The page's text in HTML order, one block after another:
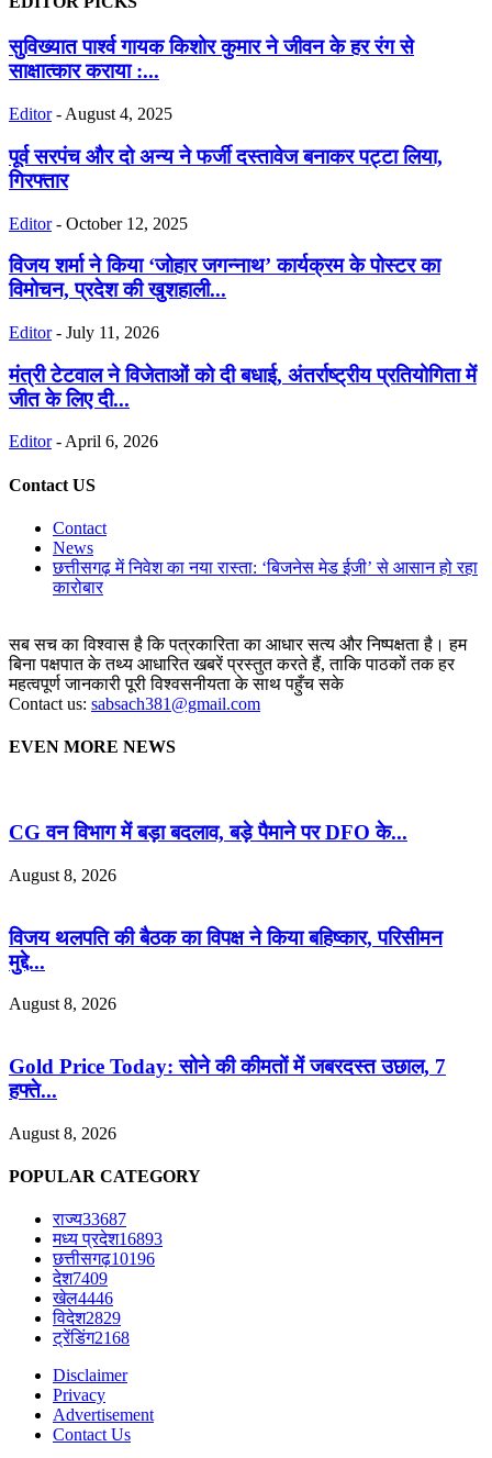
सुविख्यात पार्श्व गायक किशोर कुमार ने जीवन के हर रंग से
साक्षात्कार कराया :...
Editor - August 4, 2025
पूर्व सरपंच और दो अन्य ने फर्जी दस्तावेज बनाकर पट्टा लिया,
गिरफ्तार
Editor - October 12, 2025
विजय शर्मा ने किया ‘जोहार जगन्नाथ’ कार्यक्रम के पोस्टर का
विमोचन, प्रदेश की खुशहाली...
Editor - July 11, 2026
मंत्री टेटवाल ने विजेताओं को दी बधाई, अंतर्राष्ट्रीय प्रतियोगिता में
जीत के लिए दी...
Editor -April 6, 2026
Contact US
Contact
News
छत्तीसगढ़ में निवेश का नया रास्ता: ‘बिजनेस मेड ईजी’ से आसान हो रहा
कारोबार
सब सच का विश्वास है कि पत्रकारिता का आधार सत्य और निष्पक्षता है। हम
बिना पक्षपात के तथ्य आधारित खबरें प्रस्तुत करते हैं, ताकि पाठकों तक हर
महत्वपूर्ण जानकारी पूरी विश्वसनीयता के साथ पहुँच सके
Contact us: sabsach381@gmail.com
EVEN MORE NEWS
CG वन विभाग में बड़ा बदलाव, बड़े पैमाने पर DFO के...
August 8, 2026
विजय थलपति की बैठक का विपक्ष ने किया बहिष्कार, परिसीमन
मुद्दे...
August 8, 2026
Gold Price Today: सोने की कीमतों में जबरदस्त उछाल, 7
हफ्ते...
August 8, 2026
POPULAR CATEGORY
राज्य33687
मध्य प्रदेश16893
छत्तीसगढ़10196
देश7409
खेल4446
विदेश2829
ट्रेंडिंग2168
Disclaimer
Privacy
Advertisement
Contact Us